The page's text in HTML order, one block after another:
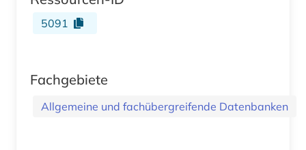
5091
Fachgebiete
Allgemeine und fachübergreifende Datenbanken